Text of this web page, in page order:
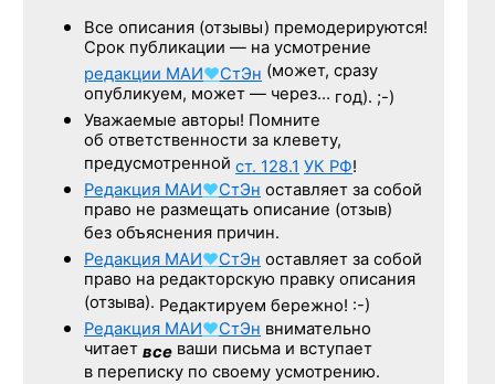
Все описания (отзывы) премодерируются!
Срок публикации — на усмотрение
редакции МАИ♥СтЭн (может, сразу
опубликуем, может — через… год). ;-)
Уважаемые авторы! Помните
об ответственности за клевету,
предусмотренной ст. 128.1 УК РФ!
Редакция МАИ♥СтЭн оставляет за собой
право не размещать описание (отзыв)
без объяснения причин.
Редакция МАИ♥СтЭн оставляет за собой
право на редакторскую правку описания
(отзыва). Редактируем бережно! :-)
Редакция МАИ♥СтЭн внимательно
читает все ваши письма и вступает
в переписку по своему усмотрению.